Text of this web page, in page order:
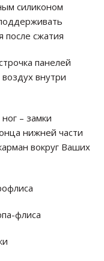
силиконом
после сжатия
панелей
внутри
– замки
нижней части
вокруг Ваших
флиса